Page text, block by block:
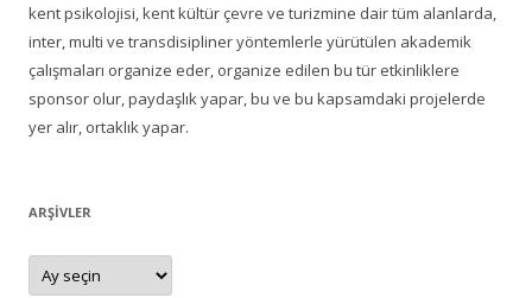
kent psikolojisi, kent kültür çevre ve turizmine dair tüm alanlarda,
inter, multi ve transdisipliner yöntemlerle yürütülen akademik
çalışmaları organize eder, organize edilen bu tür etkinliklere
sponsor olur, paydaşlık yapar, bu ve bu kapsamdaki projelerde
yer alır, ortaklık yapar.
ARŞIVLER
Arşivler